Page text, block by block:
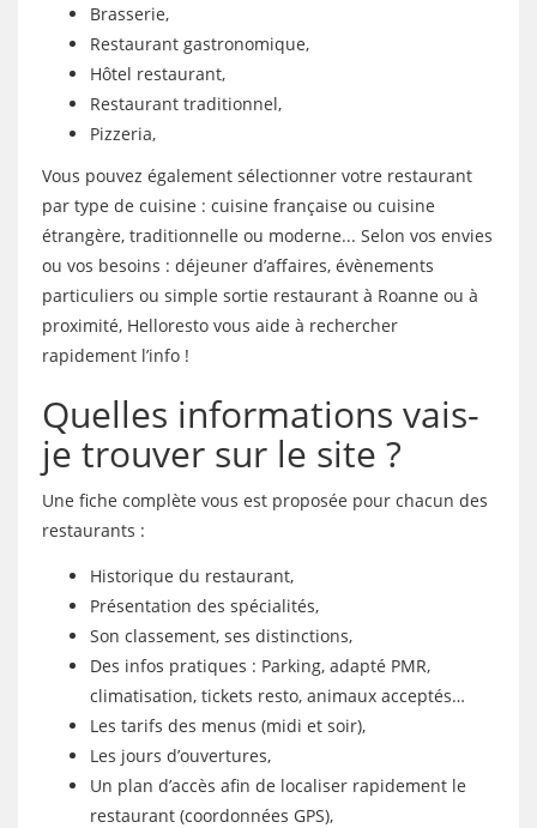
Brasserie,
Restaurant gastronomique,
Hôtel restaurant,
Restaurant traditionnel,
Pizzeria,
Vous pouvez également sélectionner votre restaurant
par type de cuisine : cuisine française ou cuisine
étrangère, traditionnelle ou moderne... Selon vos envies
ou vos besoins : déjeuner d’affaires, évènements
particuliers ou simple sortie restaurant à Roanne ou à
proximité, Helloresto vous aide à rechercher
rapidement l’info !
Quelles informations vais-
je trouver sur le site ?
Une fiche complète vous est proposée pour chacun des
restaurants :
Historique du restaurant,
Présentation des spécialités,
Son classement, ses distinctions,
Des infos pratiques : Parking, adapté PMR,
climatisation, tickets resto, animaux acceptés…
Les tarifs des menus (midi et soir),
Les jours d’ouvertures,
Un plan d’accès afin de localiser rapidement le
restaurant (coordonnées GPS),